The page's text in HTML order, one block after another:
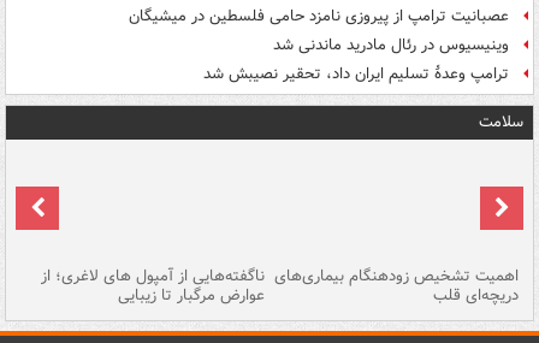
عصبانیت ترامپ از پیروزی نامزد حامی فلسطین در میشیگان
وینیسیوس در رئال مادرید ماندنی شد
ترامپ وعدۀ تسلیم ایران داد، تحقیر نصیبش شد
سلامت
اهمیت تشخیص زودهنگام بیماری‌های
دریچه‌ای قلب
ناگفته‌هایی از آمپول های لاغری؛ از
عوارض مرگبار تا زیبایی